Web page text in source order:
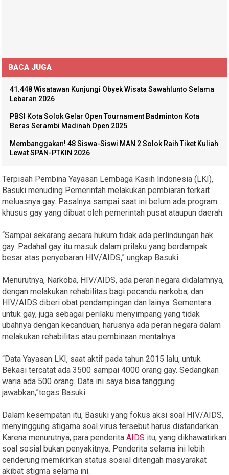
BACA JUGA
41.448 Wisatawan Kunjungi Obyek Wisata Sawahlunto Selama
Lebaran 2026
PBSI Kota Solok Gelar Open Tournament Badminton Kota
Beras Serambi Madinah Open 2025
Membanggakan! 48 Siswa-Siswi MAN 2 Solok Raih Tiket Kuliah
Lewat SPAN-PTKIN 2026
Terpisah Pembina Yayasan Lembaga Kasih Indonesia (LKI),
Basuki menuding Pemerintah melakukan pembiaran terkait
meluasnya gay. Pasalnya sampai saat ini belum ada program
khusus gay yang dibuat oleh pemerintah pusat ataupun daerah.
“Sampai sekarang secara hukum tidak ada perlindungan hak
gay. Padahal gay itu masuk dalam prilaku yang berdampak
besar atas penyebaran HIV/AIDS,” ungkap Basuki.
Menurutnya, Narkoba, HIV/AIDS, ada peran negara didalamnya,
dengan melakukan rehabilitas bagi pecandu narkoba, dan
HIV/AIDS diberi obat pendampingan dan lainya. Sementara
untuk gay, juga sebagai perilaku menyimpang yang tidak
ubahnya dengan kecanduan, harusnya ada peran negara dalam
melakukan rehabilitas atau pembinaan mentalnya.
“Data Yayasan LKI, saat aktif pada tahun 2015 lalu, untuk
Bekasi tercatat ada 3500 sampai 4000 orang gay. Sedangkan
waria ada 500 orang. Data ini saya bisa tanggung
jawabkan,”tegas Basuki.
Dalam kesempatan itu, Basuki yang fokus aksi soal HIV/AIDS,
menyinggung stigama soal virus tersebut harus distandarkan.
Karena menurutnya, para penderitaAIDS itu, yang dikhawatirkan
soal sosial bukan penyakitnya. Penderita selama ini lebih
cenderung memikirkan status sosial ditengah masyarakat
akibat stigma selama ini.